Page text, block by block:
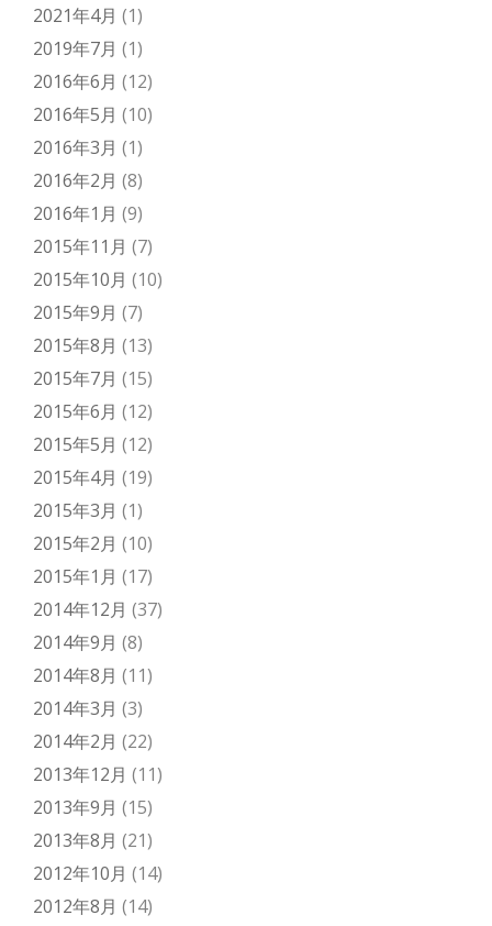
2021年4月 (1)
2019年7月 (1)
2016年6月 (12)
2016年5月 (10)
2016年3月 (1)
2016年2月 (8)
2016年1月 (9)
2015年11月 (7)
2015年10月 (10)
2015年9月 (7)
2015年8月 (13)
2015年7月 (15)
2015年6月 (12)
2015年5月 (12)
2015年4月 (19)
2015年3月 (1)
2015年2月 (10)
2015年1月 (17)
2014年12月 (37)
2014年9月 (8)
2014年8月 (11)
2014年3月 (3)
2014年2月 (22)
2013年12月 (11)
2013年9月 (15)
2013年8月 (21)
2012年10月 (14)
2012年8月 (14)